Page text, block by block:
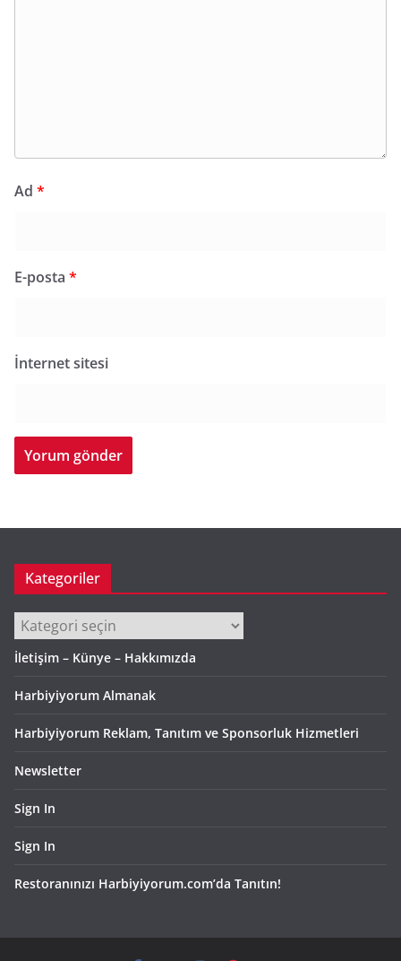
Ad *
E-posta *
İnternet sitesi
Kategoriler
Kategoriler
İletişim – Künye – Hakkımızda
Harbiyiyorum Almanak
Harbiyiyorum Reklam, Tanıtım ve Sponsorluk Hizmetleri
Newsletter
Sign In
Sign In
Restoranınızı Harbiyiyorum.com’da Tanıtın!